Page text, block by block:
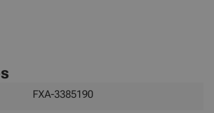
FXA-3385190